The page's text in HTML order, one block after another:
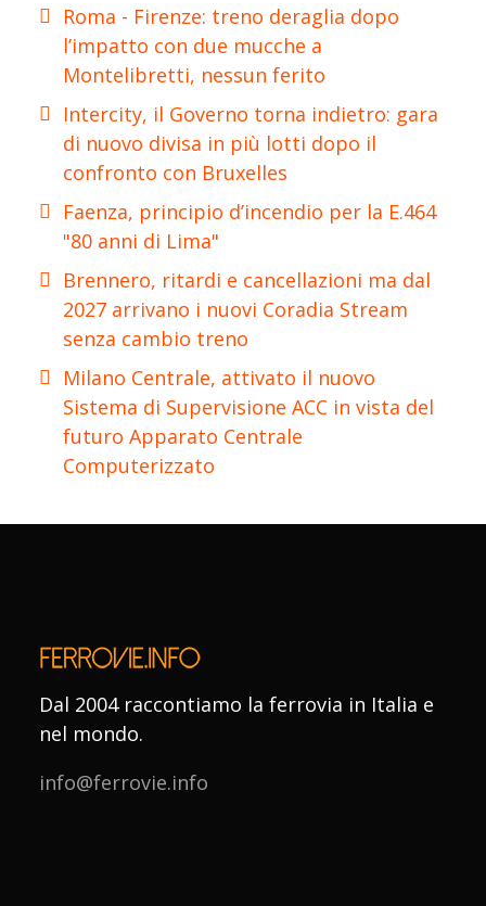
Roma - Firenze: treno deraglia dopo
l’impatto con due mucche a
Montelibretti, nessun ferito
Intercity, il Governo torna indietro: gara
di nuovo divisa in più lotti dopo il
confronto con Bruxelles
Faenza, principio d’incendio per la E.464
"80 anni di Lima"
Brennero, ritardi e cancellazioni ma dal
2027 arrivano i nuovi Coradia Stream
senza cambio treno
Milano Centrale, attivato il nuovo
Sistema di Supervisione ACC in vista del
futuro Apparato Centrale
Computerizzato
Dal 2004 raccontiamo la ferrovia in Italia e
nel mondo.
info@ferrovie.info